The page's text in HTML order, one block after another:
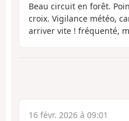
Beau circuit en forêt.
croix. Vigilance météo,
arriver vite ! fréquenté,
16 févr. 2026 à 09:01